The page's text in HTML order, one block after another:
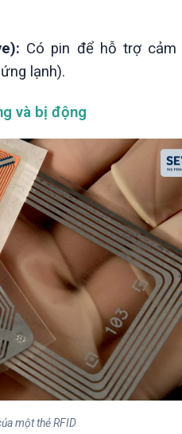
Có pin để hỗ trợ cảm
lạnh).
và bị động
một thẻ RFID